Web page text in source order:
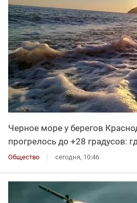
Черное море у берегов
прогрелось до +28 градусов:
Общество сегодня, 10:46